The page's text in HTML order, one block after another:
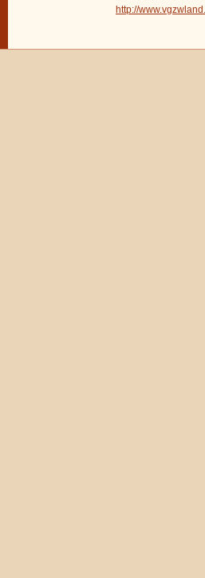
http://